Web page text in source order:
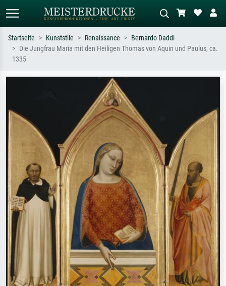
Sternennacht, Impressionismus, Welle
Ölgemälde, Stehender Akt neben einem
Startseite Kunststile Renaissance
Bernardo Daddi
Die Jungfrau Maria mit den Heiligen Thomas von Aquin und Paulus, ca.
1335